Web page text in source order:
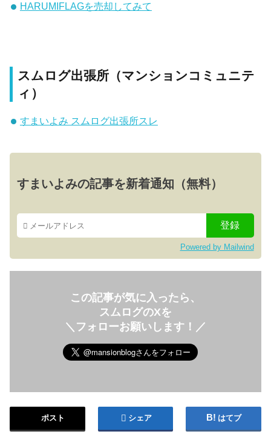
HARUMIFLAGを売却してみて
スムログ出張所（マンションコミュニテ
ィ）
すまいよみ スムログ出張所スレ
すまいよみの記事を新着通知（無料）
Powered by Mailwind
この記事が気に入ったら、
スムログのXを
＼フォローお願いします！／
ポスト シェア はてブ